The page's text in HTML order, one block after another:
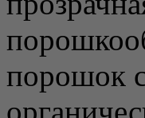
порошок